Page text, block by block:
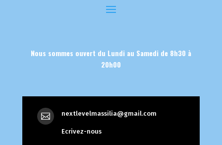
Nous sommes ouvert du Lundi au Samedi de 8h30 à
20h00
 nextlevelmassilia@gmail.com
Ecrivez-nous